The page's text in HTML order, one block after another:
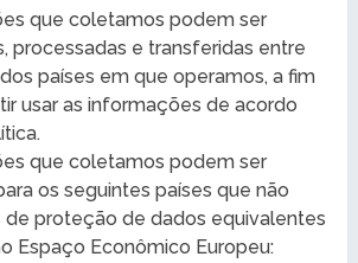
que coletamos podem ser
processadas e transferidas entre
países em que operamos, a fim
usar as informações de acordo
que coletamos podem ser
os seguintes países que não
de proteção de dados equivalentes
Espaço Econômico Europeu: